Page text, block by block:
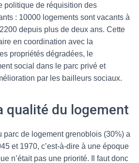
politique de réquisition des
: 10000 logements sont vacants à
depuis plus de deux ans. Cette
en coordination avec la
propriétés dégradées, le
social dans le parc privé et
par les bailleurs sociaux.
qualité du logement
parc de logement grenoblois (30%) a
et 1970, c’est-à-dire à une époque
n’était pas une priorité. Il faut donc